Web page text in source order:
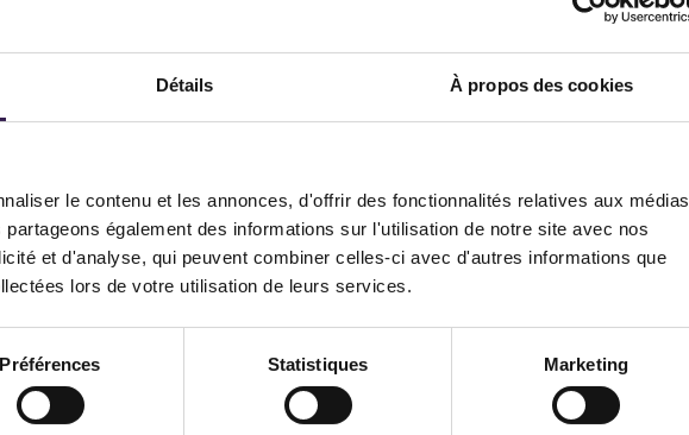
Détails À propos des cookies
le contenu et les annonces, d'offrir des fonctionnalités relatives aux médias
également des informations sur l'utilisation de notre site avec nos
et d'analyse, qui peuvent combiner celles-ci avec d'autres informations que
lors de votre utilisation de leurs services.
Préférences Statistiques Marketing